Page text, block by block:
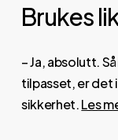
Brukes
– Ja, absolutt.
tilpasset, er det
sikkerhet.Les